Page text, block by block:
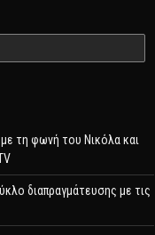
τη φωνή του Νικόλα και
διαπραγμάτευσης με τις